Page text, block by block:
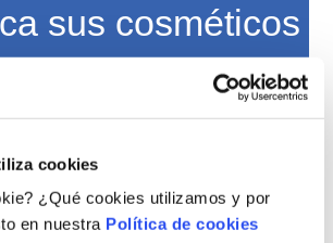
cookies
¿Qué cookies utilizamos y por
en nuestra Política de cookies
sus cosméticos
la seguridad de los
Europa?
se vendan en la Unión
seguros para las personas. Las
autoridades reguladoras
tienen la